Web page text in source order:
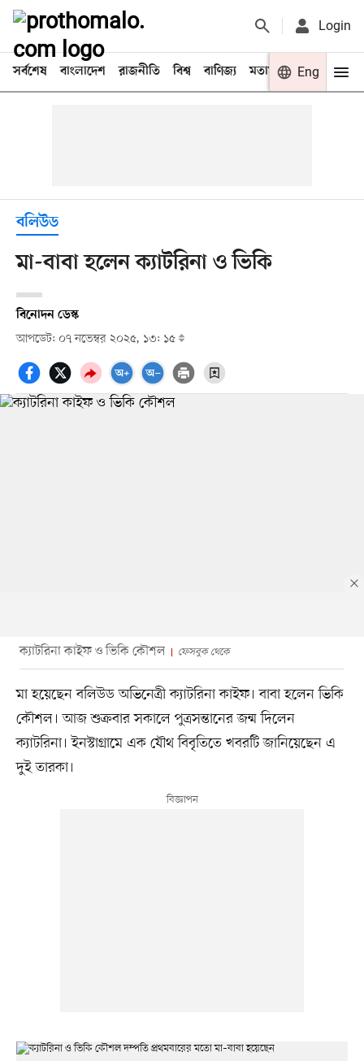
Login
সর্বশেষ বাংলাদেশ রাজনীতি বিশ্ব বাণিজ্য মতামত খেলা
Eng
বলিউড
মা-বাবা হলেন ক্যাটরিনা ও ভিকি
বিনোদন ডেস্ক
আপডেট: ০৭ নভেম্বর ২০২৫, ১৩: ১৫
ক্যাটরিনা কাইফ ও ভিকি কৌশল ফেসবুক থেকে
মা হয়েছেন বলিউড অভিনেত্রী ক্যাটরিনা কাইফ। বাবা হলেন ভিকি
কৌশল। আজ শুক্রবার সকালে পুত্রসন্তানের জন্ম দিলেন
ক্যাটরিনা। ইনস্টাগ্রামে এক যৌথ বিবৃতিতে খবরটি জানিয়েছেন এ
দুই তারকা।